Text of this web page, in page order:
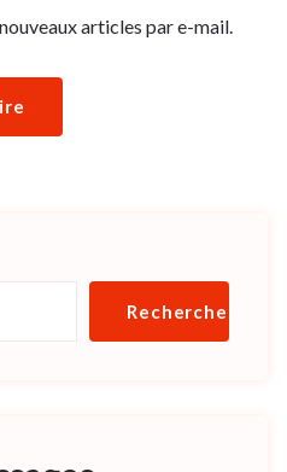
articles par e-mail.
Rechercher